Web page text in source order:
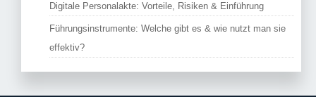
Digitale Personalakte: Vorteile, Risiken & Einführung
Führungsinstrumente: Welche gibt es & wie nutzt man sie
effektiv?